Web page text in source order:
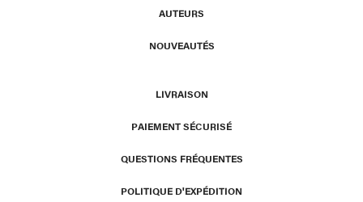
AUTEURS
NOUVEAUTÉS
LIVRAISON
PAIEMENT SÉCURISÉ
QUESTIONS FRÉQUENTES
POLITIQUE D'EXPÉDITION